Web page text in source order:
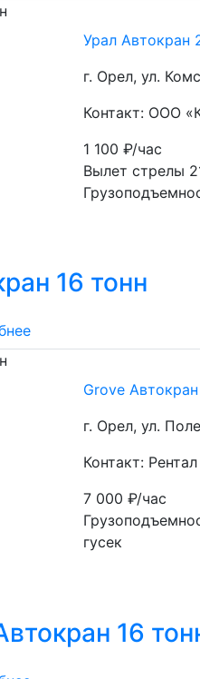
Урал Автокран
г. Орел, ул.
Контакт: ООО
1 100₽/час
Вылет стрелы
16 тонн
Grove
г. Орел, ул.
Контакт:
7 000₽/час
гусек
16